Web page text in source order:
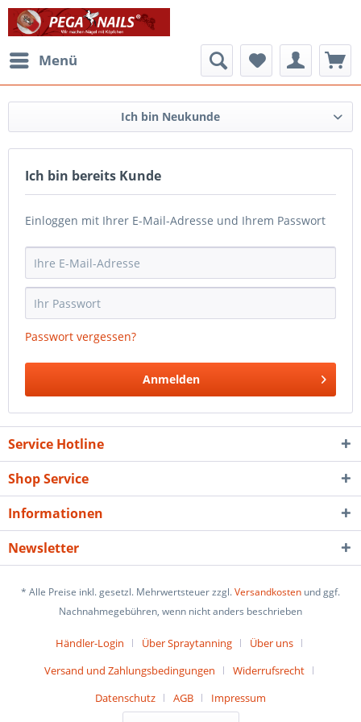
Menü
Ich bin Neukunde
Ich bin bereits Kunde
Einloggen mit Ihrer E-Mail-Adresse und Ihrem Passwort
Passwort vergessen?
Anmelden
Service Hotline
Shop Service
Informationen
Newsletter
* Alle Preise inkl. gesetzl. Mehrwertsteuer zzgl.Versandkosten und ggf.
Nachnahmegebühren, wenn nicht anders beschrieben
Händler-Login Über Spraytanning
Über uns
Versand und Zahlungsbedingungen
Widerrufsrecht
Datenschutz
AGB Impressum